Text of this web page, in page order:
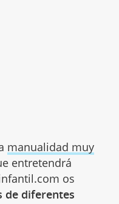
manualidad muy
entretendrá
os
de diferentes